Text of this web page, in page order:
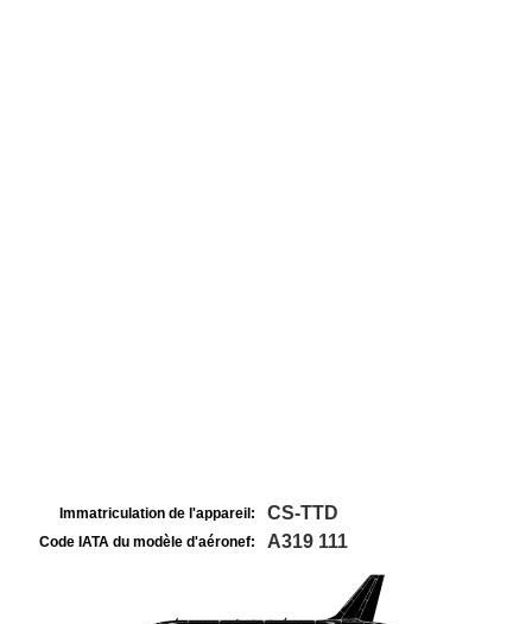
Immatriculation de l'appareil: CS-TTD
Code IATA du modèle d'aéronef: A319 111